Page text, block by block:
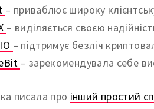
– приваблює широку
– виділяється своєю
– підтримує безліч
– зарекомендувала себе
писала про інший простий